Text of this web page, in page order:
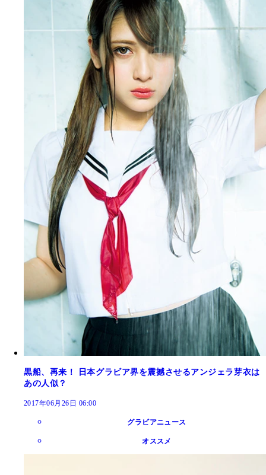
黒船、再来！ 日本グラビア界を震撼させるアンジェラ芽衣は
あの人似？
2017年06月26日 06:00
グラビアニュース
オススメ